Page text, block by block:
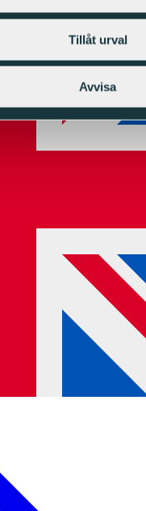
Tillåt urval
Avvisa